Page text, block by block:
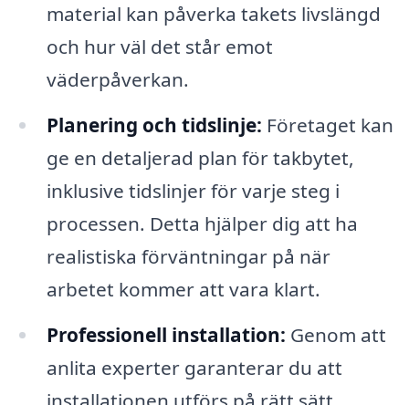
material kan påverka takets livslängd
och hur väl det står emot
väderpåverkan.
Planering och tidslinje: Företaget kan
ge en detaljerad plan för takbytet,
inklusive tidslinjer för varje steg i
processen. Detta hjälper dig att ha
realistiska förväntningar på när
arbetet kommer att vara klart.
Professionell installation: Genom att
anlita experter garanterar du att